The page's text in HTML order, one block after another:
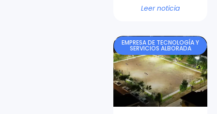
Leer noticia
EMPRESA DE TECNOLOGÍA Y
SERVICIOS ALBORADA